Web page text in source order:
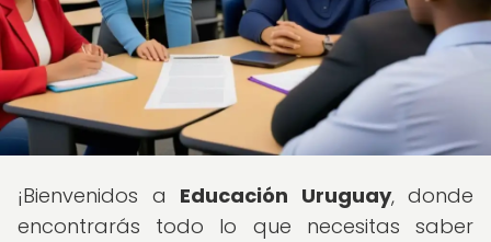
¡Bienvenidos a Educación Uruguay, donde
encontrarás todo lo que necesitas saber